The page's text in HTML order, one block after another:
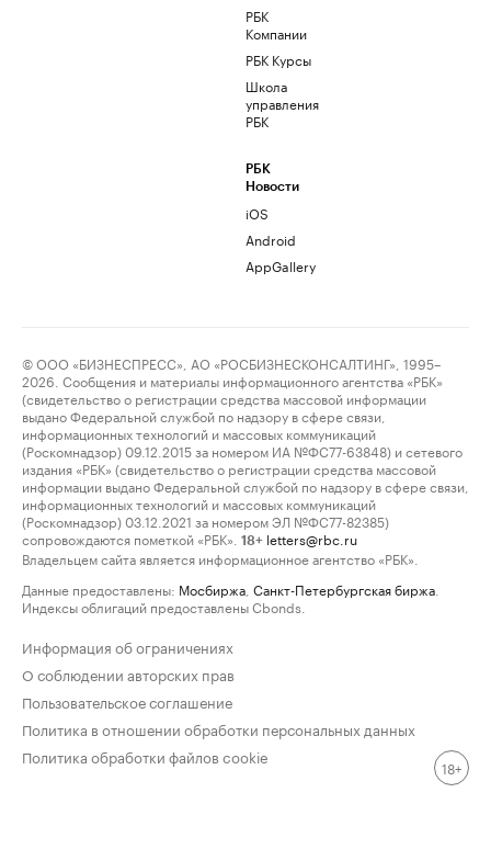
РБК
Компании
РБК Курсы
Школа
управления
РБК
РБК
Новости
iOS
Android
AppGallery
© ООО «БИЗНЕСПРЕСС», АО «РОСБИЗНЕСКОНСАЛТИНГ», 1995–
2026. Сообщения и материалы информационного агентства «РБК»
(свидетельство о регистрации средства массовой информации
выдано Федеральной службой по надзору в сфере связи,
информационных технологий и массовых коммуникаций
(Роскомнадзор) 09.12.2015 за номером ИА №ФС77-63848) и сетевого
издания «РБК» (свидетельство о регистрации средства массовой
информации выдано Федеральной службой по надзору в сфере связи,
информационных технологий и массовых коммуникаций
(Роскомнадзор) 03.12.2021 за номером ЭЛ №ФС77-82385)
сопровождаются пометкой «РБК».
18+ letters@rbc.ru
Владельцем сайта является информационное агентство «РБК».
Данные предоставлены: Мосбиржа Санкт-Петербургская биржа
Индексы облигаций предоставлены Cbonds.
Информация об ограничениях
О соблюдении авторских прав
Пользовательское соглашение
Политика в отношении обработки персональных данных
Политика обработки файлов cookie
18+